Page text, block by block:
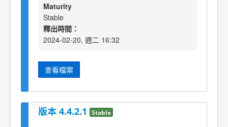
Maturity
Stable
釋出時間：
2024-02-20, 週二 16:32
查看檔案
版本 4.4.2.1 Stable